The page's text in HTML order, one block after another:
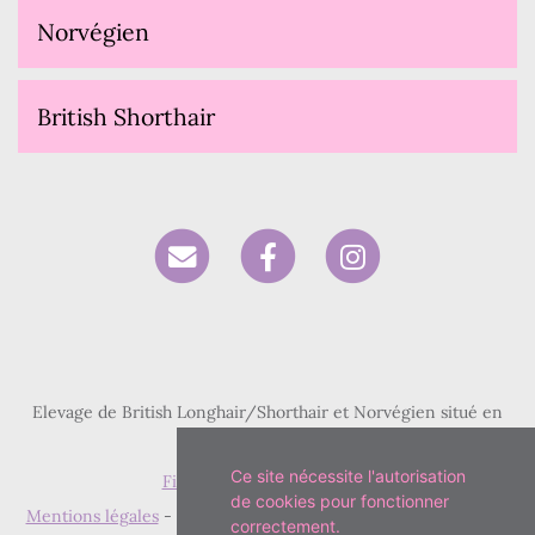
Norvégien
British Shorthair
Elevage de British Longhair/Shorthair et Norvégien situé en
Fiche race British Shorthair
Mentions légales- Copyright© Paris Royal Cattery 2026 - Site
Ce site nécessite l'autorisation
de cookies pour fonctionner
correctement.